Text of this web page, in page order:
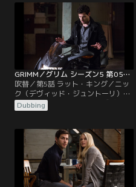
連があることがわかり、ニック（デ
ヴィッド・ジュントーリ）とハンク
（ラッセル・ホーンズビー）は怒れ
るモンロー（サイラス・ウェイア・
ミッチェル）と共に、時間と闘いな
がらロザリーを捜す。
GRIMM／グリム シーズン5 第05話／吹替
吹替／第5話 ラット・キング／ニッ
ク（デヴィッド・ジュントーリ）と
ハンク（ラッセル・ホーンズビー）
は、ゴミ集積場へ狩りに行った3人
王”に遭遇してそのうち2人が死ぬと
いう事件を捜査する。一方重傷を負
ったトラブル（ゲスト出演、ジャク
リーン・トボーニ）を病院に運んだ
ニックはついに…。
Dubbing